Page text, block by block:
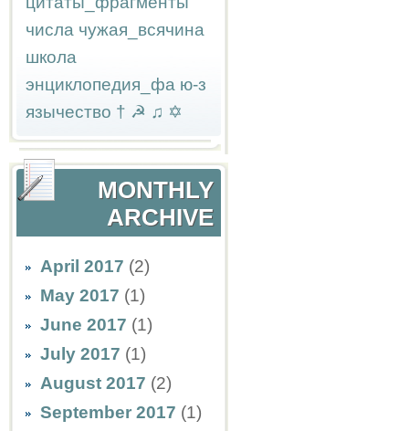
числа чужая_всячина
школа
энциклопедия_фа ю-з
язычество † ☭ ♫ ✡
MONTHLY
ARCHIVE
April 2017 (2)
May 2017 (1)
June 2017 (1)
July 2017 (1)
August 2017 (2)
September 2017 (1)